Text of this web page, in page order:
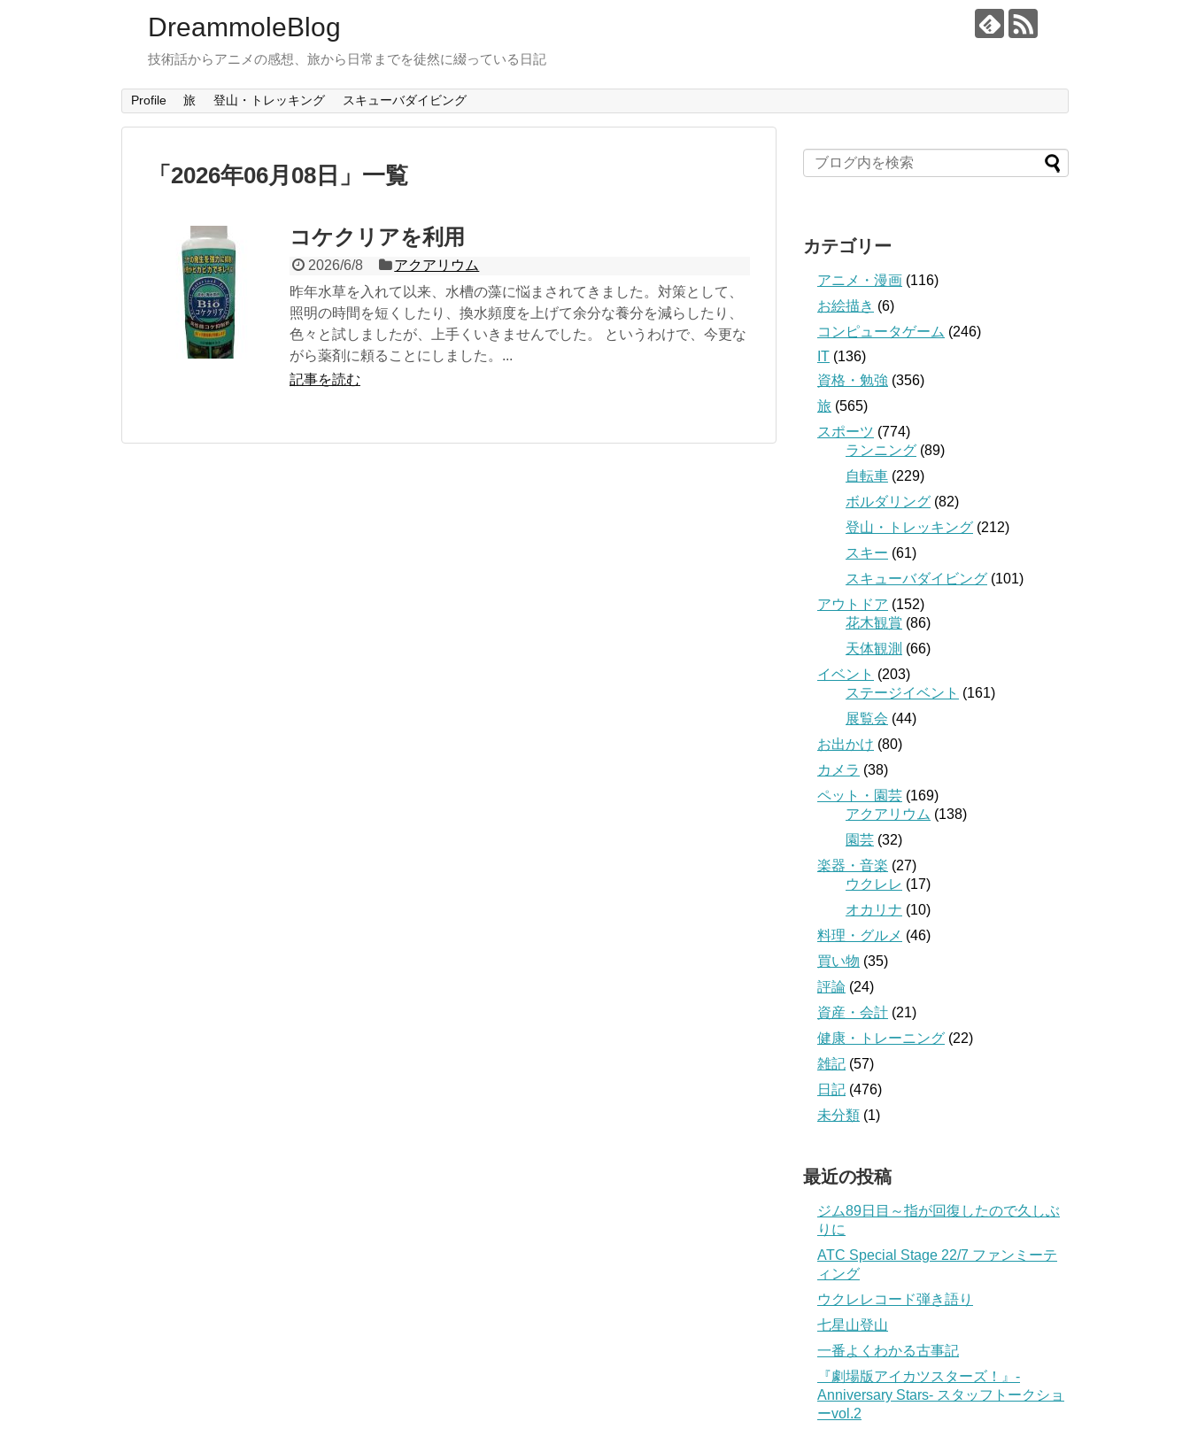
DreammoleBlog
技術話からアニメの感想、旅から日常までを徒然に綴っている日記
Profile 旅 登山・トレッキング スキューバダイビング
「 2026年06月08日 」 一覧
コケクリアを利用
2026/6/8
アクアリウム
昨年水草を入れて以来、水槽の藻に悩まされてきました。対策として、
照明の時間を短くしたり、換水頻度を上げて余分な養分を減らしたり、
色々と試しましたが、上手くいきませんでした。 というわけで、今更な
がら薬剤に頼ることにしました。...
記事を読む
カテゴリー
アニメ・漫画 (116)
お絵描き (6)
コンピュータゲーム (246)
IT (136)
資格・勉強 (356)
旅 (565)
スポーツ (774)
ランニング (89)
自転車 (229)
ボルダリング (82)
登山・トレッキング (212)
スキー (61)
スキューバダイビング (101)
アウトドア (152)
花木観賞 (86)
天体観測 (66)
イベント (203)
ステージイベント (161)
展覧会 (44)
お出かけ (80)
カメラ (38)
ペット・園芸 (169)
アクアリウム (138)
園芸 (32)
楽器・音楽 (27)
ウクレレ (17)
オカリナ (10)
料理・グルメ (46)
買い物 (35)
評論 (24)
資産・会計 (21)
健康・トレーニング (22)
雑記 (57)
日記 (476)
未分類 (1)
最近の投稿
ジム89日目～指が回復したので久しぶ
りに
ATC Special Stage 22/7 ファンミーテ
ィング
ウクレレコード弾き語り
七星山登山
一番よくわかる古事記
『劇場版アイカツスターズ！』-
Anniversary Stars- スタッフトークショ
ーvol.2